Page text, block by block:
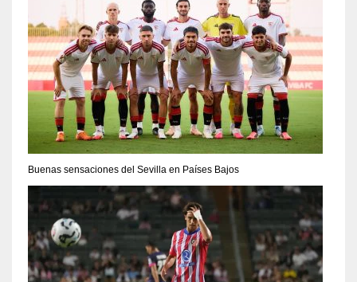
Buenas sensaciones del Sevilla en Países Bajos